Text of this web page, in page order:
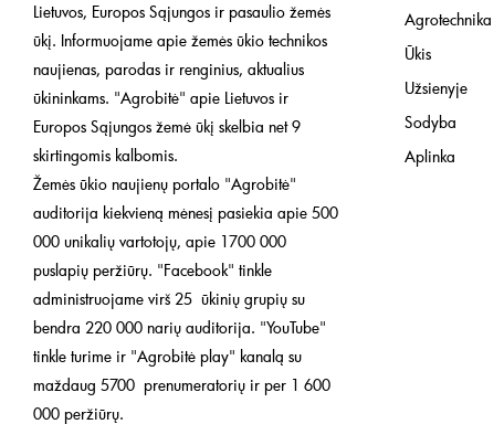
Lietuvos, Europos Sąjungos ir pasaulio žemės
ūkį. Informuojame apie žemės ūkio technikos
naujienas, parodas ir renginius, aktualius
ūkininkams. "Agrobitė" apie Lietuvos ir
Europos Sąjungos žemė ūkį skelbia net 9
skirtingomis kalbomis.
Žemės ūkio naujienų portalo "Agrobitė"
auditorija kiekvieną mėnesį pasiekia apie 500
000 unikalių vartotojų, apie 1700 000
puslapių peržiūrų. "Facebook" tinkle
administruojame virš 25 ūkinių grupių su
bendra 220 000 narių auditorija. "YouTube"
tinkle turime ir "Agrobitė play" kanalą su
maždaug 5700 prenumeratorių ir per 1 600
000 peržiūrų.
Agrotechnika
Ūkis
Užsienyje
Sodyba
Aplinka